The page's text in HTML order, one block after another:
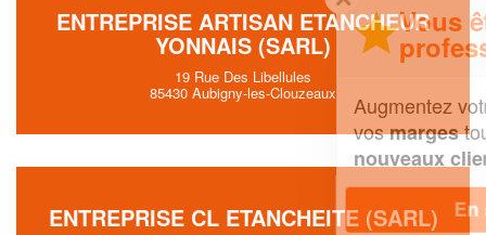
ENTREPRISE ARTISAN ETANCHEUR
YONNAIS (SARL)
19 Rue Des Libellules
85430 Aubigny-les-Clouzeaux
ENTREPRISE CL ETANCHEITE (SARL)
Vous êtes un
professionnel ?
Augmentez votrechiffre d'affaireset
vosmargestout en gagnant de
En savoir plus